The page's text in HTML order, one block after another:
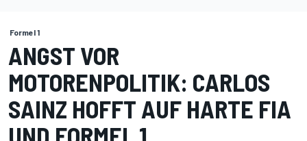
Formel 1
ANGST VOR
MOTORENPOLITIK: CARLOS
SAINZ HOFFT AUF HARTE FIA